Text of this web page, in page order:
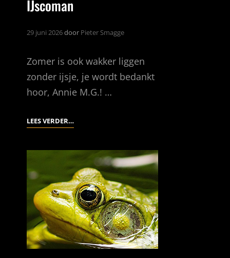
IJscoman
29 juni 2026door Pieter Smagge
Zomer is ook wakker liggen
zonder ijsje, je wordt bedankt
hoor, Annie M.G.! …
LEES VERDER…IJSCOMAN